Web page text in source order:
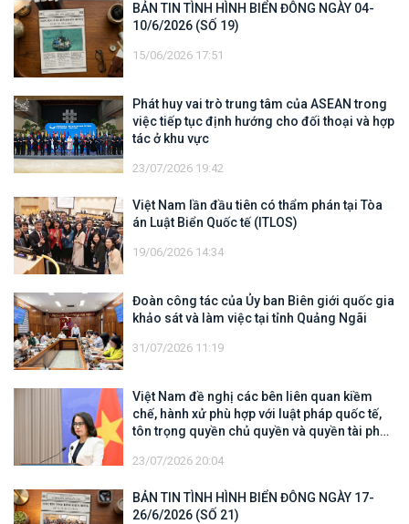
BẢN TIN TÌNH HÌNH BIỂN ĐÔNG NGÀY 04-
10/6/2026 (SỐ 19)
15/06/2026 17:51
Phát huy vai trò trung tâm của ASEAN trong
việc tiếp tục định hướng cho đối thoại và hợp
tác ở khu vực
23/07/2026 19:42
Việt Nam lần đầu tiên có thẩm phán tại Tòa
án Luật Biển Quốc tế (ITLOS)
19/06/2026 14:34
Đoàn công tác của Ủy ban Biên giới quốc gia
khảo sát và làm việc tại tỉnh Quảng Ngãi
31/07/2026 11:19
Việt Nam đề nghị các bên liên quan kiềm
chế, hành xử phù hợp với luật pháp quốc tế,
tôn trọng quyền chủ quyền và quyền tài phán
địa của quốc gia ven biển
23/07/2026 20:04
BẢN TIN TÌNH HÌNH BIỂN ĐÔNG NGÀY 17-
26/6/2026 (SỐ 21)